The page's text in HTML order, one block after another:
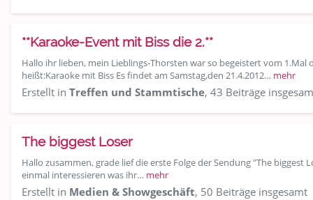
**Karaoke-Event mit Biss die 2.**
Hallo ihr lieben, mein Lieblings-Thorsten war so begeistert vom 1.Mal
heißt:Karaoke mit Biss Es findet am Samstag,den 21.4.2012… mehr
Erstellt in Treffen und Stammtische, 43 Beiträge
The biggest Loser
Hallo zusammen, grade lief die erste Folge der Sendung "The biggest
einmal interessieren was ihr… mehr
Erstellt in Medien & Showgeschäft, 50 Beiträge insgesamt